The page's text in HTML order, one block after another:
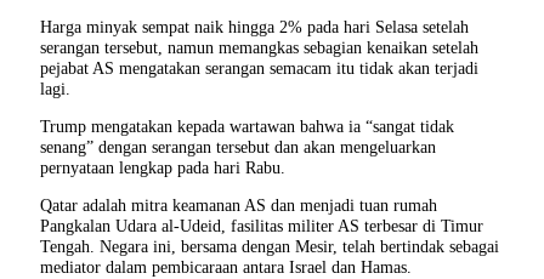
Harga minyak sempat naik hingga 2% pada hari Selasa setelah
serangan tersebut, namun memangkas sebagian kenaikan setelah
pejabat AS mengatakan serangan semacam itu tidak akan terjadi
lagi.
Trump mengatakan kepada wartawan bahwa ia “sangat tidak
senang” dengan serangan tersebut dan akan mengeluarkan
pernyataan lengkap pada hari Rabu.
Qatar adalah mitra keamanan AS dan menjadi tuan rumah
Pangkalan Udara al-Udeid, fasilitas militer AS terbesar di Timur
Tengah. Negara ini, bersama dengan Mesir, telah bertindak sebagai
mediator dalam pembicaraan antara Israel dan Hamas.